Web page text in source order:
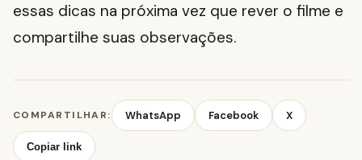
essas dicas na próxima vez que rever o filme e
compartilhe suas observações.
COMPARTILHAR: WhatsApp Facebook X
Copiar link